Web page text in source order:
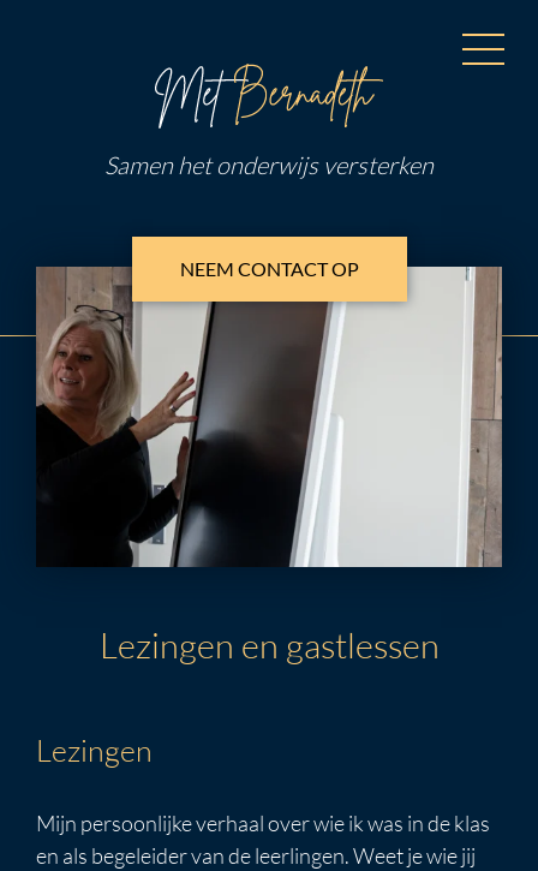
Samenhet onderwijsversterken
NEEM CONTACT OP
Lezingen en gastlessen
Lezingen
Mijn persoonlijke verhaal over wie ik was in de klas
en als begeleider van de leerlingen. Weet je wie jij